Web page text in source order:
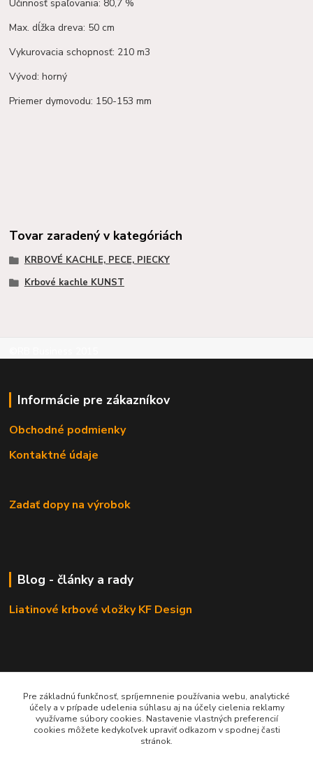
Účinnosť spaľovania: 80,7 %
Max. dĺžka dreva: 50 cm
Vykurovacia schopnosť: 210 m3
Vývod: horný
Priemer dymovodu: 150-153 mm
Tovar zaradený v kategóriách
KRBOVÉ KACHLE, PECE, PIECKY
Krbové kachle KUNST
Informácie pre zákazníkov
Obchodné podmienky
Kontaktné údaje
Zadať dopy na výrobok
Blog - články a rady
Liatinové krbové vložky KF Design
Haas+Sohn - kachle a krby
Pre základnú funkčnosť, spríjemnenie používania webu, analytické
účely a v prípade udelenia súhlasu aj na účely cielenia reklamy
využívame súbory cookies. Nastavenie vlastných preferencií
cookies môžete kedykoľvek upraviť odkazom v spodnej časti
stránok.